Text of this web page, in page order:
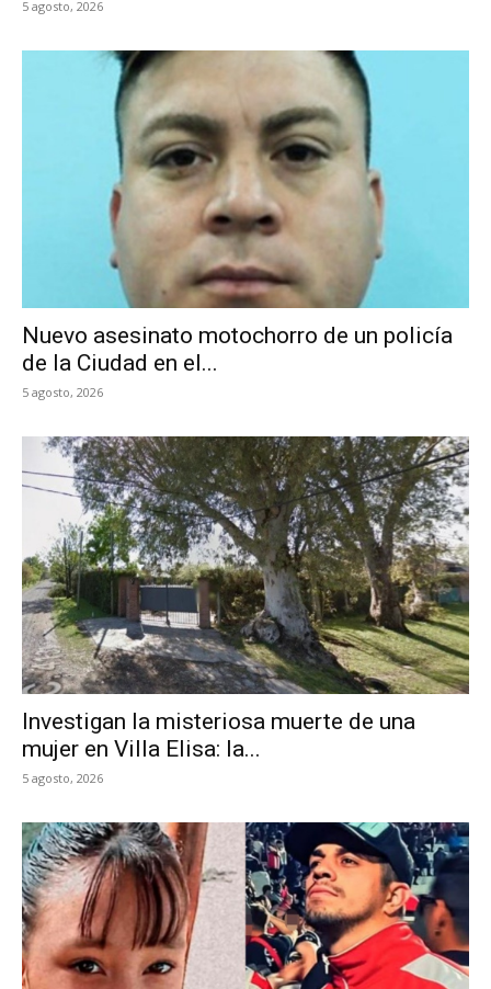
5 agosto, 2026
Nuevo asesinato motochorro de un policía
de la Ciudad en el...
5 agosto, 2026
Investigan la misteriosa muerte de una
mujer en Villa Elisa: la...
5 agosto, 2026